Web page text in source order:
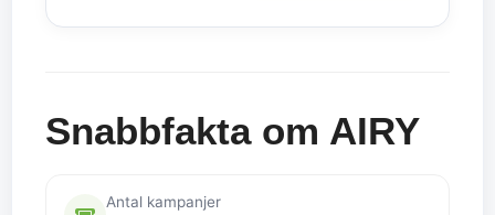
Snabbfakta om AIRY
Antal kampanjer